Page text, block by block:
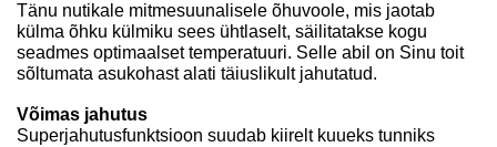
Tänu nutikale mitmesuunalisele õhuvoole, mis jaotab
külma õhku külmiku sees ühtlaselt, säilitatakse kogu
seadmes optimaalset temperatuuri. Selle abil on Sinu toit
sõltumata asukohast alati täiuslikult jahutatud.
Võimas jahutus
Superjahutusfunktsioon suudab kiirelt kuueks tunniks